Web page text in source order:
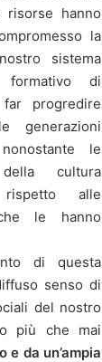
hanno
la
sistema
di
progredire
generazioni
le
cultura
rispetto alle
le hanno
di questa
senso di
del nostro
più che mai
da un’ampia